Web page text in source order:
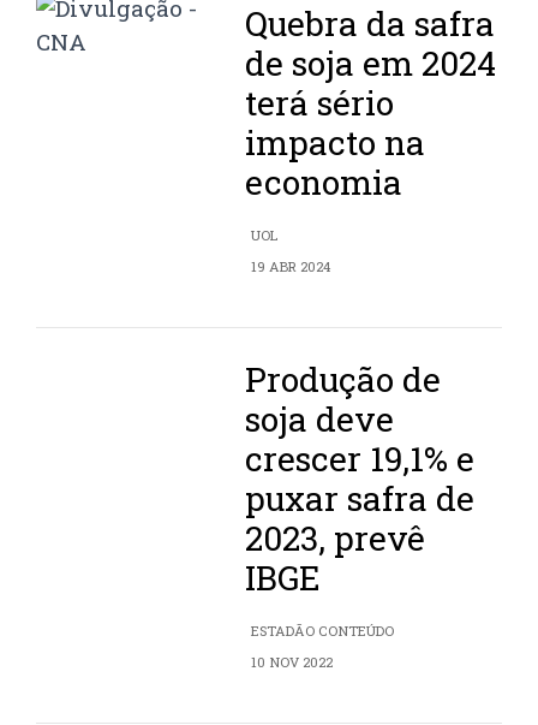
Quebra da safra
de soja em 2024
terá sério
impacto na
economia
UOL
19 ABR 2024
Produção de
soja deve
crescer 19,1% e
puxar safra de
2023, prevê
IBGE
ESTADÃO CONTEÚDO
10 NOV 2022